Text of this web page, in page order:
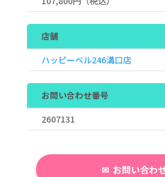
店舗
ハッピーベル246溝口店
お問い合わせ番号
2607131
お問い合わ